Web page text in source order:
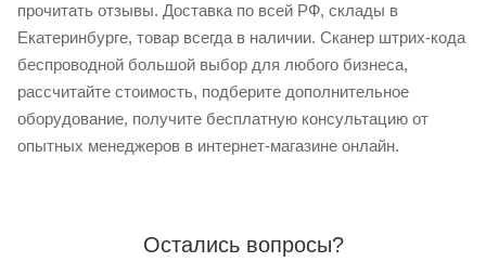
прочитать отзывы. Доставка по всей РФ, склады в
Екатеринбурге, товар всегда в наличии. Сканер штрих-кода
беспроводной большой выбор для любого бизнеса,
рассчитайте стоимость, подберите дополнительное
оборудование, получите бесплатную консультацию от
опытных менеджеров в интернет-магазине онлайн.
Остались вопросы?